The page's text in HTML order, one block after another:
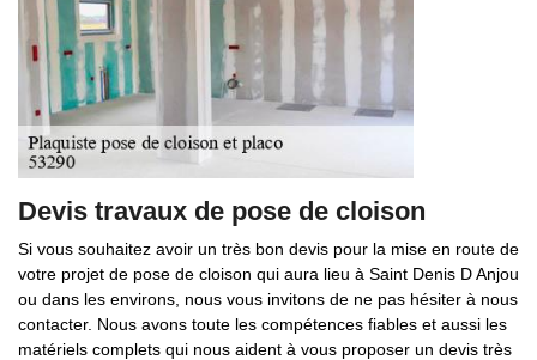
Devis travaux de pose de cloison
Si vous souhaitez avoir un très bon devis pour la mise en route de
votre projet de pose de cloison qui aura lieu à Saint Denis D Anjou
ou dans les environs, nous vous invitons de ne pas hésiter à nous
contacter. Nous avons toute les compétences fiables et aussi les
matériels complets qui nous aident à vous proposer un devis très